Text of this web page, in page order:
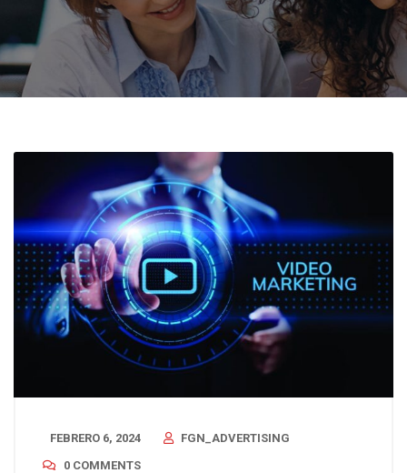
FEBRERO 6, 2024
FGN_ADVERTISING
0 COMMENTS